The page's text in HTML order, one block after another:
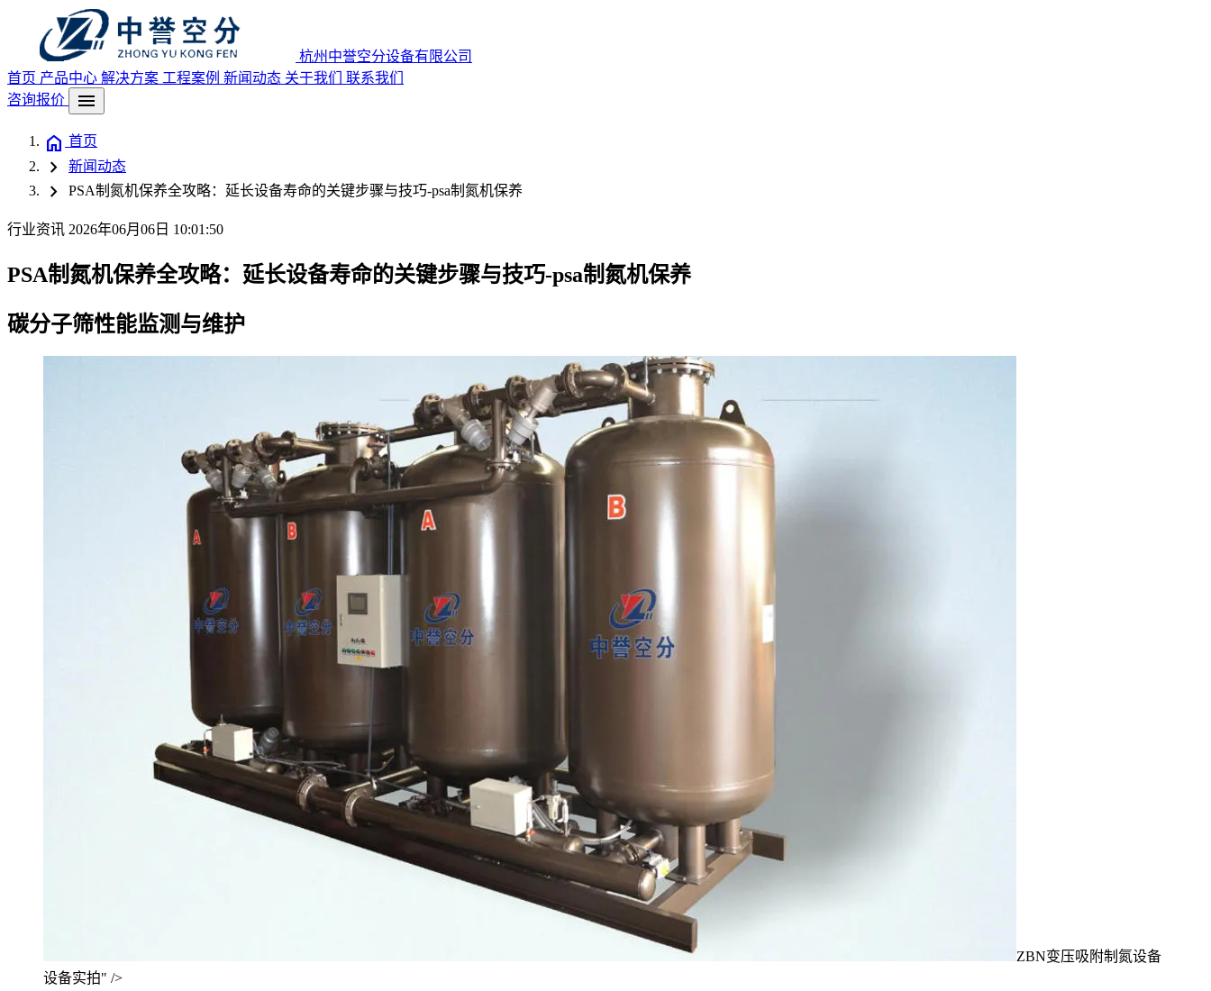
杭州中誉空分设备有限公司
首页 产品中心 解决方案 工程案例 新闻动态 关于我们 联系我们
咨询报价
menu
home 首页
chevron_right 新闻动态
chevron_right PSA制氮机保养全攻略：延长设备寿命的关键步骤与技巧-psa制氮机保养
行业资讯 2026年06月06日 10:01:50
PSA制氮机保养全攻略：延长设备寿命的关键步骤与技巧-psa制氮机保养
碳分子筛性能监测与维护
ZBN变压吸附制氮设备
设备实拍" />